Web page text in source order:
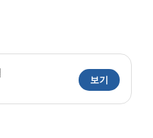
보기